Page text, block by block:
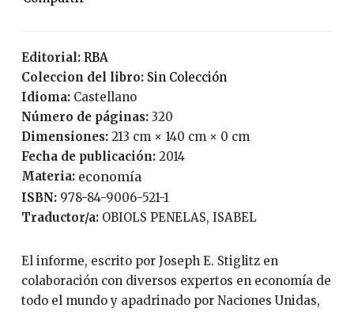
Editorial:
RBA
Coleccion del libro:
Sin Colección
Idioma:
Castellano
Número de páginas:
320
Dimensiones: 213 cm × 140 cm × 0 cm
Fecha de publicación:
2014
Materia: economía
ISBN:
978-84-9006-521-1
Traductor/a:
OBIOLS PENELAS, ISABEL
El informe, escrito por Joseph E. Stiglitz en
colaboración con diversos expertos en economía de
todo el mundo y apadrinado por Naciones Unidas,